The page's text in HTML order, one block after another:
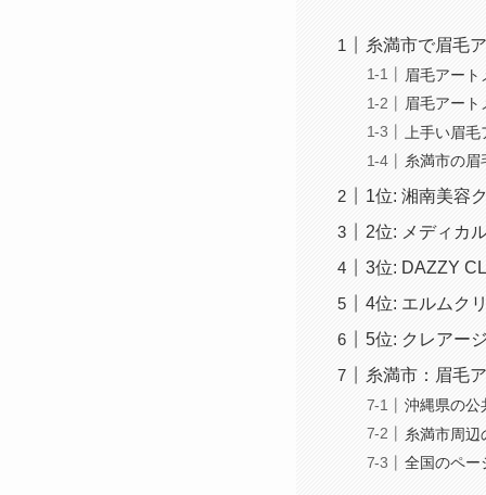
糸満市で眉毛
眉毛アート
眉毛アート
上手い眉
糸満市の眉
1位: 湘南美容
2位: メディカ
3位: DAZZY
4位: エルムク
5位: クレアー
糸満市：眉毛
沖縄県の公
糸満市周辺
全国のペー